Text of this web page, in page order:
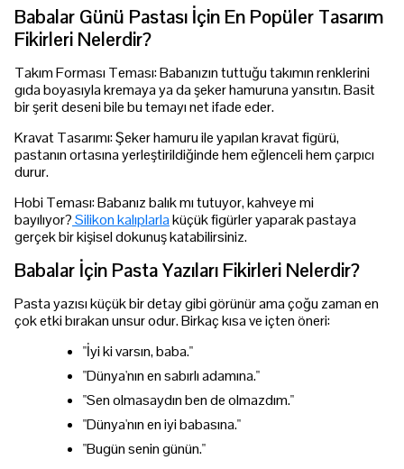
Babalar Günü Pastası İçin En Popüler Tasarım
Fikirleri Nelerdir?
Takım Forması Teması: Babanızın tuttuğu takımın renklerini
gıda boyasıyla kremaya ya da şeker hamuruna yansıtın. Basit
bir şerit deseni bile bu temayı net ifade eder.
Kravat Tasarımı: Şeker hamuru ile yapılan kravat figürü,
pastanın ortasına yerleştirildiğinde hem eğlenceli hem çarpıcı
durur.
Hobi Teması: Babanız balık mı tutuyor, kahveye mi
bayılıyor?Silikon kalıplarlaküçük figürler yaparak pastaya
gerçek bir kişisel dokunuş katabilirsiniz.
Babalar İçin Pasta Yazıları Fikirleri Nelerdir?
Pasta yazısı küçük bir detay gibi görünür ama çoğu zaman en
çok etki bırakan unsur odur. Birkaç kısa ve içten öneri:
"İyi ki varsın, baba."
"Dünya'nın en sabırlı adamına."
"Sen olmasaydın ben de olmazdım."
"Dünya'nın en iyi babasına."
"Bugün senin günün."